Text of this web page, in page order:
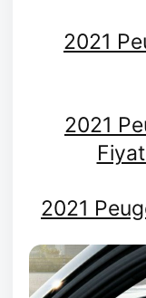
2021
2021
2021